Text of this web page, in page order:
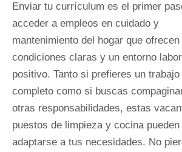
Enviar tu currículum es el primer
acceder a empleos en cuidado y
mantenimiento del hogar que ofrecen
condiciones claras y un entorno
positivo. Tanto si prefieres un
completo como si buscas
otras responsabilidades, estas
puestos de limpieza y cocina pueden
adaptarse a tus necesidades. No